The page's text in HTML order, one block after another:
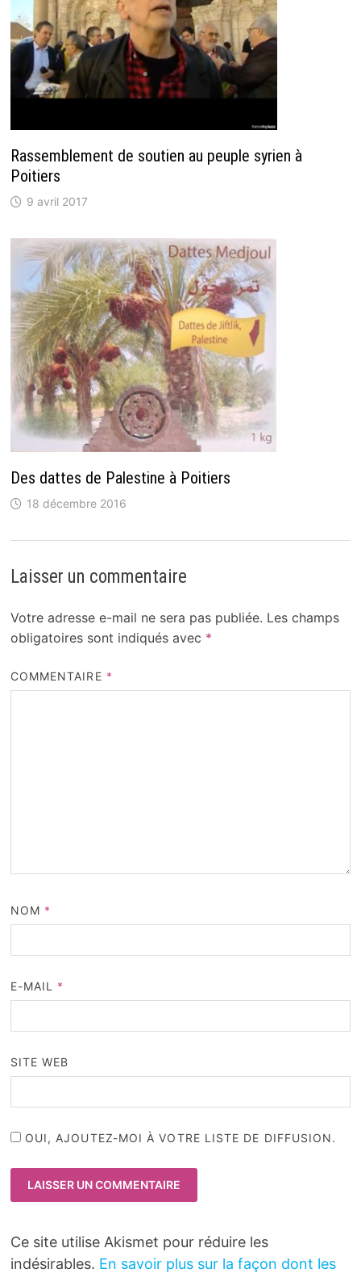
Rassemblement de soutien au peuple syrien à
Poitiers
9 avril 2017
Des dattes de Palestine à Poitiers
18 décembre 2016
Laisser un commentaire
Votre adresse e-mail ne sera pas publiée. Les champs
obligatoires sont indiqués avec *
COMMENTAIRE *
NOM *
E-MAIL *
SITE WEB
OUI, AJOUTEZ-MOI À VOTRE LISTE DE DIFFUSION.
Ce site utilise Akismet pour réduire les
indésirables. En savoir plus sur la façon dont les